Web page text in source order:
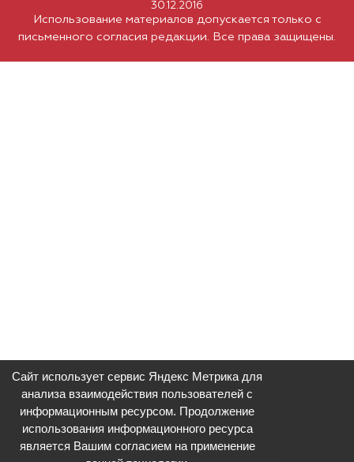
Использование материалов допускается только с
письменного согласия редакции. Все права защищены.
30.12.2016
Сайт использует сервис Яндекс Метрика для
анализа взаимодействия пользователей с
информационным ресурсом. Продолжение
использования информационного ресурса
является Вашим согласием на применение